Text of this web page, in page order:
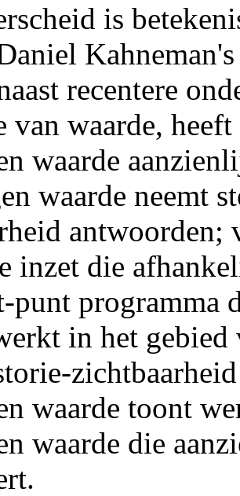
is
recentere
van waarde,
waarde
waarde neemt
antwoorden;
inzet die
programma
in het gebied
waarde toont
waarde die